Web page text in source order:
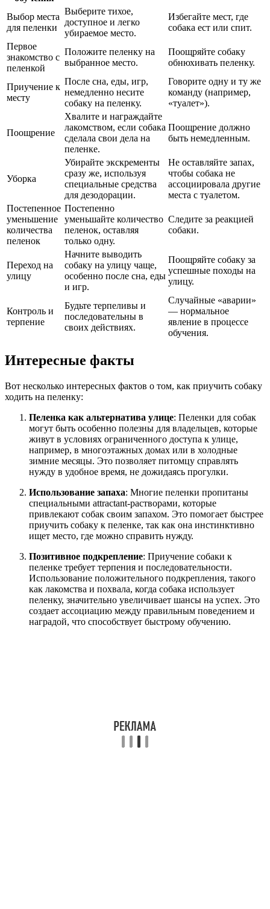
Выбор места
для пеленки
Выберите тихое,
доступное и легко
убираемое место.
Избегайте мест, где
собака ест или спит.
Первое
знакомство с
пеленкой
Положите пеленку на
выбранное место.
Поощряйте собаку
обнюхивать пеленку.
Приучение к
месту
После сна, еды, игр,
немедленно несите
собаку на пеленку.
Говорите одну и ту же
команду (например,
«туалет»).
Поощрение
Хвалите и награждайте
лакомством, если собака
сделала свои дела на
пеленке.
Поощрение должно
быть немедленным.
Уборка
Убирайте экскременты
сразу же, используя
специальные средства
для дезодорации.
Не оставляйте запах,
чтобы собака не
ассоциировала другие
места с туалетом.
Постепенное
уменьшение
количества
пеленок
Постепенно
уменьшайте количество
пеленок, оставляя
только одну.
Следите за реакцией
собаки.
Переход на
улицу
Начните выводить
собаку на улицу чаще,
особенно после сна, еды
и игр.
Поощряйте собаку за
успешные походы на
улицу.
Контроль и
терпение
Будьте терпеливы и
последовательны в
своих действиях.
Случайные «аварии»
— нормальное
явление в процессе
обучения.
Интересные факты
Вот несколько интересных фактов о том, как приучить собаку
ходить на пеленку:
Пеленка как альтернатива улице: Пеленки для собак
могут быть особенно полезны для владельцев, которые
живут в условиях ограниченного доступа к улице,
например, в многоэтажных домах или в холодные
зимние месяцы. Это позволяет питомцу справлять
нужду в удобное время, не дожидаясь прогулки.
Использование запаха: Многие пеленки пропитаны
специальными attractant-растворами, которые
привлекают собак своим запахом. Это помогает быстрее
приучить собаку к пеленке, так как она инстинктивно
ищет место, где можно справить нужду.
Позитивное подкрепление: Приучение собаки к
пеленке требует терпения и последовательности.
Использование положительного подкрепления, такого
как лакомства и похвала, когда собака использует
пеленку, значительно увеличивает шансы на успех. Это
создает ассоциацию между правильным поведением и
наградой, что способствует быстрому обучению.